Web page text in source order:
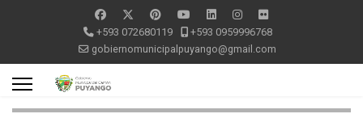
+593 072680119
+593 0959996768
gobiernomunicipalpuyango@gmail.com